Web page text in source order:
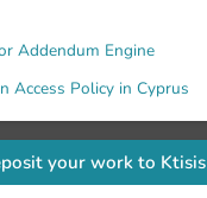
Addendum Engine
Access Policy in Cyprus
your work to Ktisis